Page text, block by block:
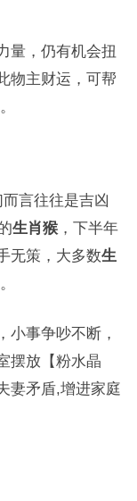
量，仍有机会扭
物主财运，可帮
言往往是吉凶
生肖猴，下半年
无策，大多数生
小事争吵不断，
摆放【粉水晶
妻矛盾,增进家庭